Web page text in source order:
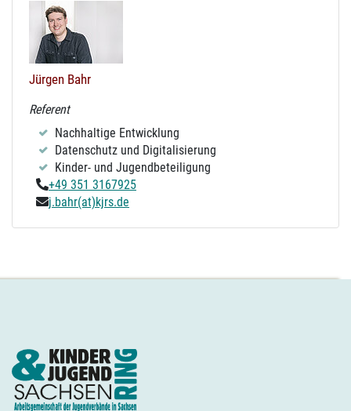
Jürgen Bahr
Referent
Nachhaltige Entwicklung
Datenschutz und Digitalisierung
Kinder- und Jugendbeteiligung
+49 351 3167925
j.bahr(at)kjrs.de